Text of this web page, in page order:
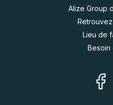
Alize Group
Lieu de
Besoin